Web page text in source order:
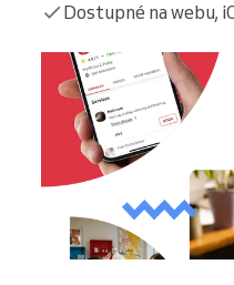
Dostupné na webu,